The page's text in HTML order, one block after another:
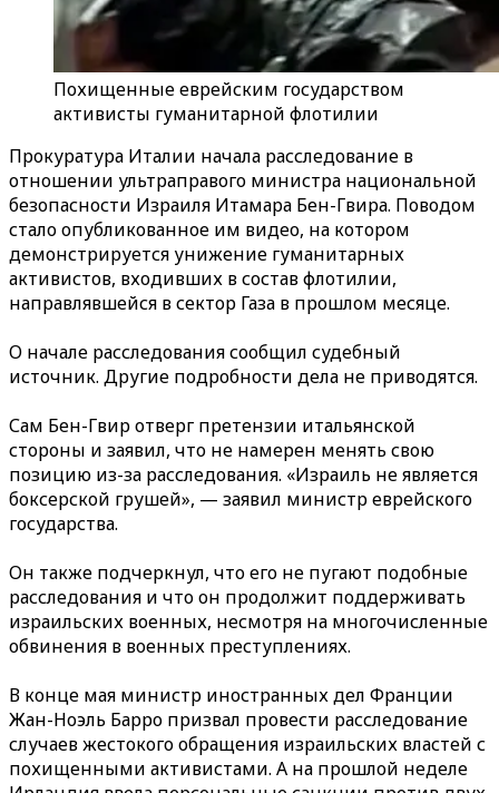
Похищенные еврейским государством
активисты гуманитарной флотилии
Прокуратура Италии начала расследование в
отношении ультраправого министра национальной
безопасности Израиля Итамара Бен-Гвира. Поводом
стало опубликованное им видео, на котором
демонстрируется унижение гуманитарных
активистов, входивших в состав флотилии,
направлявшейся в сектор Газа в прошлом месяце.
О начале расследования сообщил судебный
источник. Другие подробности дела не приводятся.
Сам Бен-Гвир отверг претензии итальянской
стороны и заявил, что не намерен менять свою
позицию из-за расследования. «Израиль не является
боксерской грушей», — заявил министр еврейского
государства.
Он также подчеркнул, что его не пугают подобные
расследования и что он продолжит поддерживать
израильских военных, несмотря на многочисленные
обвинения в военных преступлениях.
В конце мая министр иностранных дел Франции
Жан-Ноэль Барро призвал провести расследование
случаев жестокого обращения израильских властей с
похищенными активистами. А на прошлой неделе